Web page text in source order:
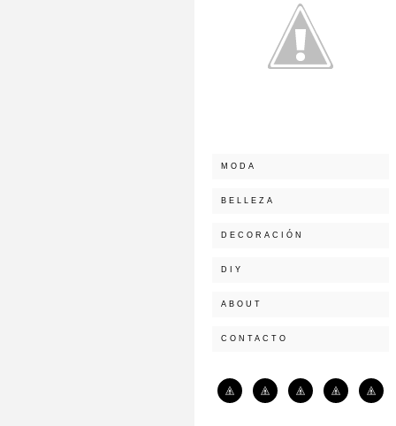
MODA
BELLEZA
DECORACIÓN
DIY
ABOUT
CONTACTO